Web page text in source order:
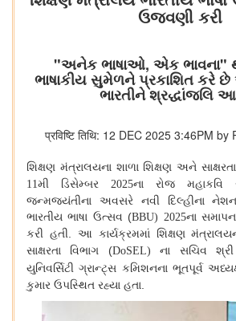
ઉજવણી કરી
"અનેક ભાષાઓ, એક ભાવના"
ભાષાકીય સુમેળને પ્રકાશિત કરે
ભારતીને શ્રદ્ધાંજલિ
प्रविष्टि तिथि: 12 DEC 2025 3:46PM
શિક્ષણ મંત્રાલયના શાળા શિક્ષણ અને
11મી ડિસેમ્બર 2025ના રોજ મહાકવિ
જન્મજયંતીના અવસરે નવી દિલ્હીના
ભારતીય ભાષા ઉત્સવ (BBU) 2025ના
કરી હતી. આ કાર્યક્રમમાં શિક્ષણ
સાક્ષરતા વિભાગ (DoSEL)ના સચિવ
યુનિવર્સિટી ગ્રાન્ટ્સ કમિશનના ભૂતપૂર્વ
કુમાર ઉપસ્થિત રહ્યા હતા.